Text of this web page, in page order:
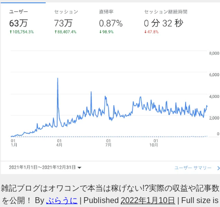
雑記ブログはオワコンで本当は稼げない!?実際の収益や記事数
を公開！
By ぶらうに Published 2022年1月10日
Full size is